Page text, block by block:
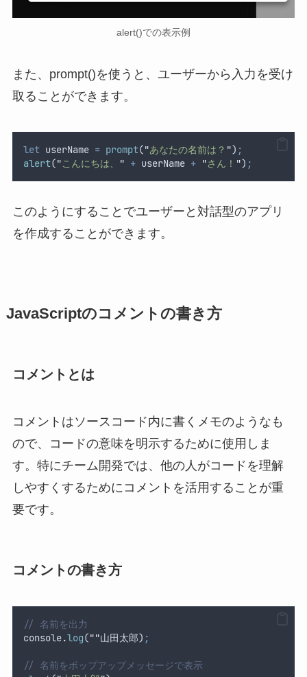
alert()での表示例
また、prompt()を使うと、ユーザーから入力を受け
取ることができます。
let userName = prompt("あなたの名前は？ ") ;
alert("こんにちは、 " + userName + "さん！ ") ;
このようにすることでユーザーと対話型のアプリ
を作成することができます。
JavaScriptのコメントの書き方
コメントとは
コメントはソースコード内に書くメモのようなも
ので、コードの意味を明示するために使用しま
す。特にチーム開発では、他の人がコードを理解
しやすくするためにコメントを活用することが重
要です。
コメントの書き方
// 名前を出力
console.log(""山田太郎) ;
// 名前をポップアップメッセージで表示